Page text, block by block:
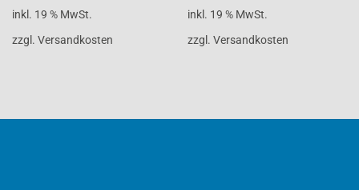
inkl. 19 % MwSt.
zzgl. Versandkosten
inkl. 19 % MwSt.
zzgl. Versandkosten